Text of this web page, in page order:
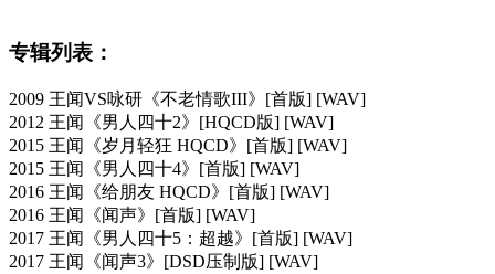
专辑列表：
2009 王闻VS咏研《不老情歌III》[首版] [WAV]
2012 王闻《男人四十2》[HQCD版] [WAV]
2015 王闻《岁月轻狂 HQCD》[首版] [WAV]
2015 王闻《男人四十4》[首版] [WAV]
2016 王闻《给朋友 HQCD》[首版] [WAV]
2016 王闻《闻声》[首版] [WAV]
2017 王闻《男人四十5：超越》[首版] [WAV]
2017 王闻《闻声3》[DSD压制版] [WAV]